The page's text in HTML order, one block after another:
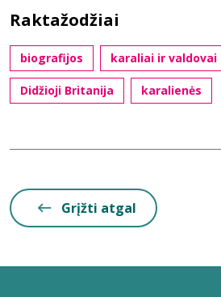
Raktažodžiai
biografijos karaliai ir valdovai
Didžioji Britanija karalienės
Grįžti atgal